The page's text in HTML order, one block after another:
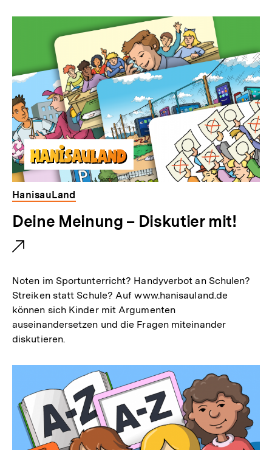
HanisauLand
E
x
t
e
r
n
e
n
Deine Meinung – Diskutier mit!
Noten im Sportunterricht? Handyverbot an Schulen?
Streiken statt Schule? Auf www.hanisauland.de
können sich Kinder mit Argumenten
auseinandersetzen und die Fragen miteinander
diskutieren.